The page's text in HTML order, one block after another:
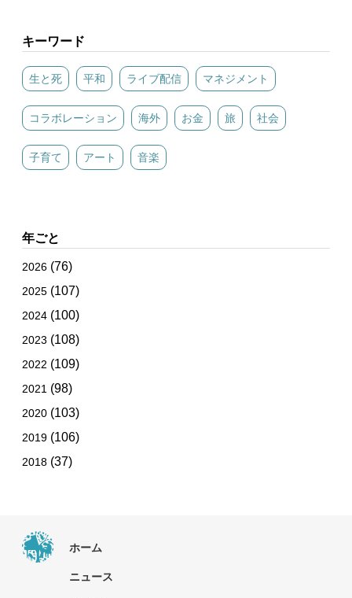
キーワード
生と死 平和 ライブ配信 マネジメント
コラボレーション 海外 お金 旅 社会
子育て アート 音楽
年ごと
2026 (76)
2025 (107)
2024 (100)
2023 (108)
2022 (109)
2021 (98)
2020 (103)
2019 (106)
2018 (37)
ホーム
ニュース